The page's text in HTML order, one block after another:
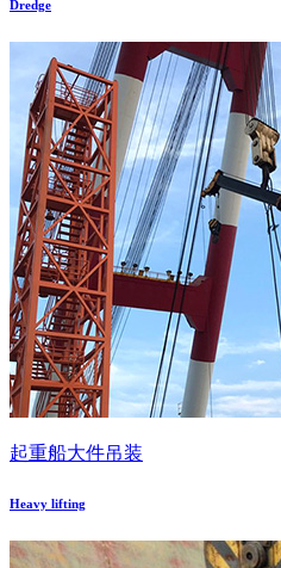
Dredge
起重船大件吊装
Heavy lifting